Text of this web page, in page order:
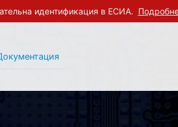
идентификация в ЕСИА.